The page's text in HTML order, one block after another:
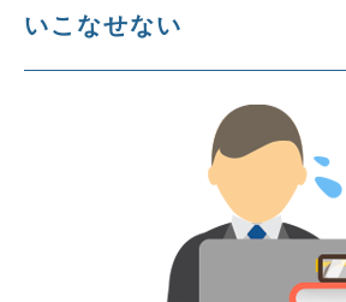
いこなせない